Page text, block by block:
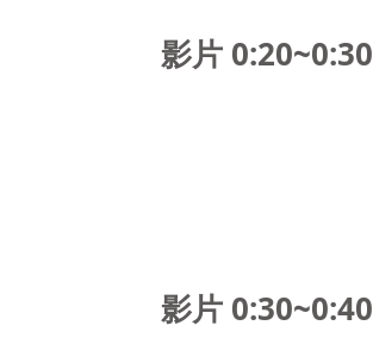
影片 0:20~0:30
影片 0:30~0:40